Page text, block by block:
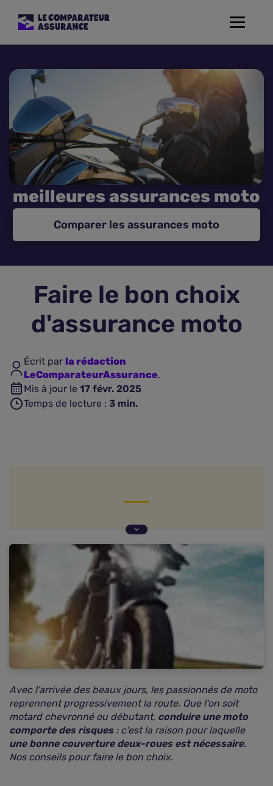
Toggle
Mutuelle Santé
Assurance Moto
Assurance Habitation
Assurance de prêt
Assurance Animaux
Assurance vie
Plus d'assurances
meilleures assurances moto
Comparer les assurances moto
Faire le bon choix
d'assurance moto
Écrit par la rédaction
LeComparateurAssurance.
Mis à jour le 17 févr. 2025
Temps de lecture : 3 min.
Les formules d'assurance moto
Le saviez-vous ?
Avec l'arrivée des beaux jours, les passionnés de moto
reprennent progressivement la route. Que l'on soit
motard chevronné ou débutant, conduire une moto
comporte des risques: c'est la raison pour laquelle
une bonne couverture deux-roues est nécessaire.
Nos conseils pour faire le bon choix.